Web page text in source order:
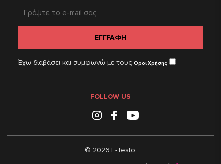
ΕΓΓΡΑΦΗ
Έχω διαβάσει και συμφωνώ με τουςΌροι Χρήσης
FOLLOW US
InstagramFacebook Youtube
© 2026 E-Testo.